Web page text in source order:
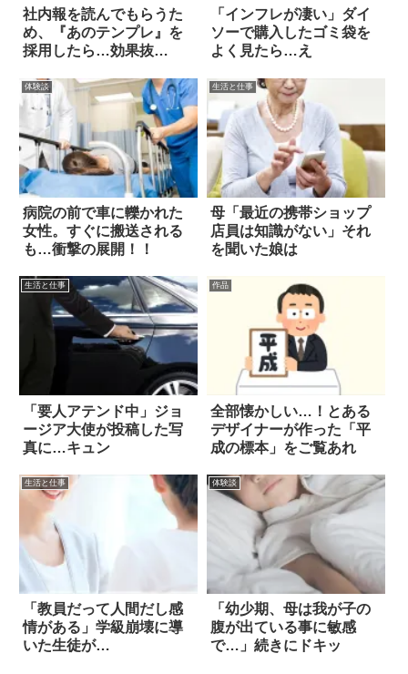
社内報を読んでもらうた
め、『あのテンプレ』を
採用したら…効果抜
「インフレが凄い」ダイ
ソーで購入したゴミ袋を
よく見たら…え
体験談
病院の前で車に轢かれた
女性。すぐに搬送される
も…衝撃の展開！！
生活と仕事
母「最近の携帯ショップ
店員は知識がない」それ
を聞いた娘は
生活と仕事
「要人アテンド中」ジョ
ージア大使が投稿した写
真に…キュン
作品
全部懐かしい…！とある
デザイナーが作った「平
成の標本」をご覧あれ
生活と仕事
「教員だって人間だし感
情がある」学級崩壊に導
いた生徒が…
体験談
「幼少期、母は我が子の
腹が出ている事に敏感
で…」続きにドキッ